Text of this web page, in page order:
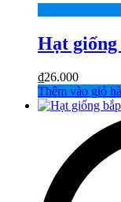
Hạt giống
₫26.000
Thêm vào giỏ